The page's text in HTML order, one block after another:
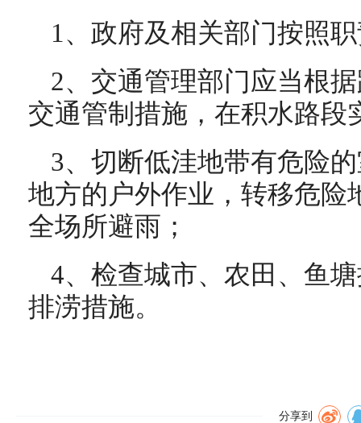
1、政府及相关部门按照
2、交通管理部门应当根
交通管制措施，在积水路段
3、切断低洼地带有危险
地方的户外作业，转移危险
全场所避雨；
4、检查城市、农田、鱼
排涝措施。
分享到